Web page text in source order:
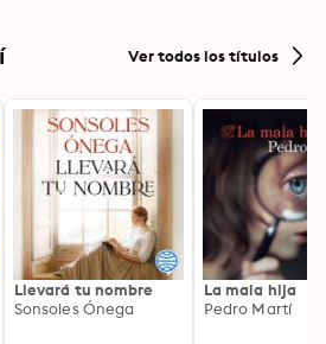
Ver todos los títulos
Llevará tu nombre
Sonsoles Ónega
La mala hija
Pedro Martí